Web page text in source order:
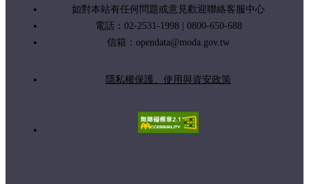
如對本站有任何問題或意見歡迎聯絡客服中心
電話：02-2531-1998 | 0800-650-688
信箱： opendata@moda.gov.tw
隱私權保護、使用與資安政策